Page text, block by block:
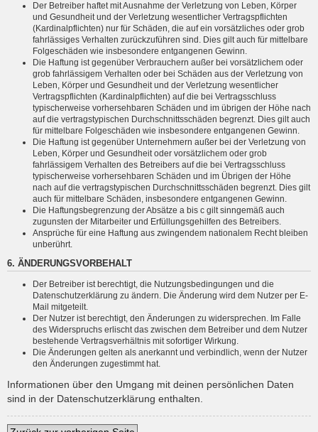
Der Betreiber haftet mit Ausnahme der Verletzung von Leben, Körper
und Gesundheit und der Verletzung wesentlicher Vertragspflichten
(Kardinalpflichten) nur für Schäden, die auf ein vorsätzliches oder grob
fahrlässiges Verhalten zurückzuführen sind. Dies gilt auch für mittelbare
Folgeschäden wie insbesondere entgangenen Gewinn.
Die Haftung ist gegenüber Verbrauchern außer bei vorsätzlichem oder
grob fahrlässigem Verhalten oder bei Schäden aus der Verletzung von
Leben, Körper und Gesundheit und der Verletzung wesentlicher
Vertragspflichten (Kardinalpflichten) auf die bei Vertragsschluss
typischerweise vorhersehbaren Schäden und im übrigen der Höhe nach
auf die vertragstypischen Durchschnittsschäden begrenzt. Dies gilt auch
für mittelbare Folgeschäden wie insbesondere entgangenen Gewinn.
Die Haftung ist gegenüber Unternehmern außer bei der Verletzung von
Leben, Körper und Gesundheit oder vorsätzlichem oder grob
fahrlässigem Verhalten des Betreibers auf die bei Vertragsschluss
typischerweise vorhersehbaren Schäden und im Übrigen der Höhe
nach auf die vertragstypischen Durchschnittsschäden begrenzt. Dies gilt
auch für mittelbare Schäden, insbesondere entgangenen Gewinn.
Die Haftungsbegrenzung der Absätze a bis c gilt sinngemäß auch
zugunsten der Mitarbeiter und Erfüllungsgehilfen des Betreibers.
Ansprüche für eine Haftung aus zwingendem nationalem Recht bleiben
unberührt.
6. ÄNDERUNGSVORBEHALT
Der Betreiber ist berechtigt, die Nutzungsbedingungen und die
Datenschutzerklärung zu ändern. Die Änderung wird dem Nutzer per E-
Mail mitgeteilt.
Der Nutzer ist berechtigt, den Änderungen zu widersprechen. Im Falle
des Widerspruchs erlischt das zwischen dem Betreiber und dem Nutzer
bestehende Vertragsverhältnis mit sofortiger Wirkung.
Die Änderungen gelten als anerkannt und verbindlich, wenn der Nutzer
den Änderungen zugestimmt hat.
Informationen über den Umgang mit deinen persönlichen Daten
sind in der Datenschutzerklärung enthalten.